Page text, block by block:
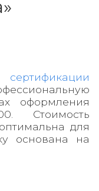
оформления
Стоимость
для
основана на